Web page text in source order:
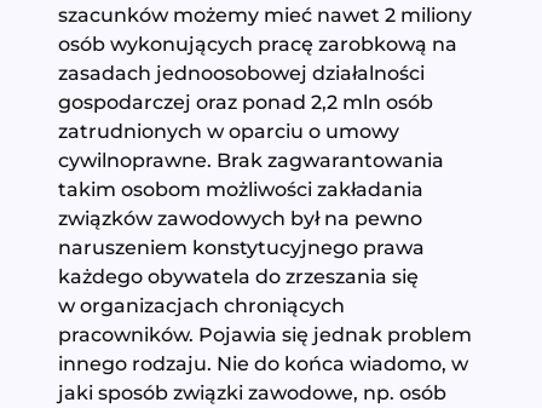
szacunków możemy mieć nawet 2 miliony
osób wykonujących pracę zarobkową na
zasadach jednoosobowej działalności
gospodarczej oraz ponad 2,2 mln osób
zatrudnionych w oparciu o umowy
cywilnoprawne. Brak zagwarantowania
takim osobom możliwości zakładania
związków zawodowych był na pewno
naruszeniem konstytucyjnego prawa
każdego obywatela do zrzeszania się
w organizacjach chroniących
pracowników. Pojawia się jednak problem
innego rodzaju. Nie do końca wiadomo, w
jaki sposób związki zawodowe, np. osób